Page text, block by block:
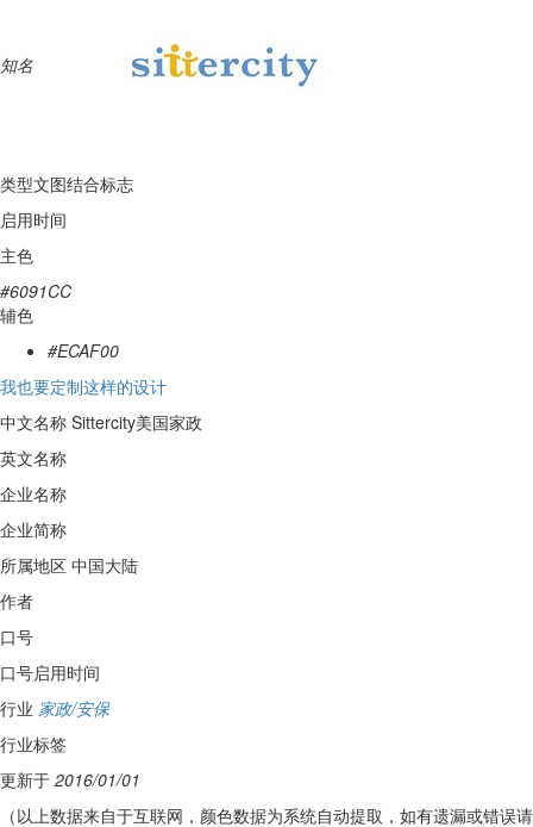
知名
类型文图结合标志
启用时间
主色
#6091CC
辅色
#ECAF00
我也要定制这样的设计
中文名称 Sittercity美国家政
英文名称
企业名称
企业简称
所属地区 中国大陆
作者
口号
口号启用时间
行业 家政/安保
行业标签
更新于 2016/01/01
（以上数据来自于互联网，颜色数据为系统自动提取，如有遗漏或错误请